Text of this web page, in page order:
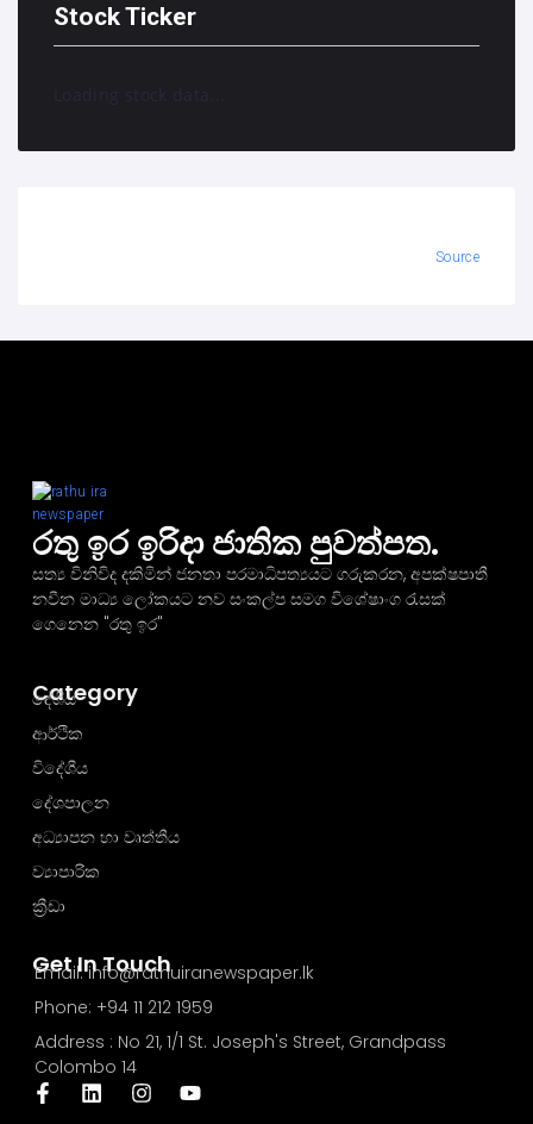
Stock Ticker
Loading stock data...
Source
රතු ඉර ඉරිදා ජාතික පුවත්පත.
සත්‍ය විනිවිද දකිමින් ජනතා පරමාධිපත්‍යයට ගරුකරන, අපක්ෂපාතී
නවීන මාධ්‍ය ලෝකයට නව සංකල්ප සමග විශේෂාංග රැසක්
ගෙනෙන "රතු ඉර"
Get In Touch
Email: info@rathuiranewspaper.lk
Phone: +94 11 212 1959
Address : No 21, 1/1 St. Joseph's Street, Grandpass
Colombo 14
Category
දේශීය
ආර්ථික
විදේශීය
දේශපාලන
අධ්‍යාපන හා වෘත්තීය
ව්‍යාපාරික
ක්‍රීඩා